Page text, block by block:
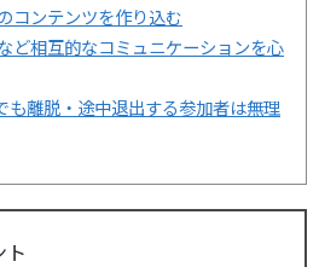
コンテンツを作り込む
ど相互的なコミュニケーションを心
も離脱・途中退出する参加者は無理
ト